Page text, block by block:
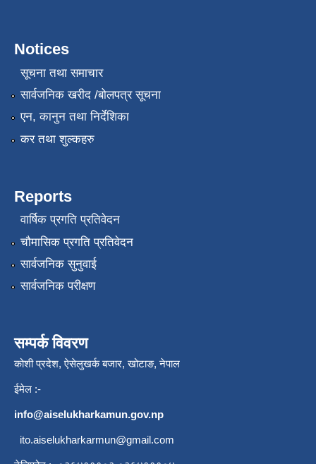
Notices
सूचना तथा समाचार
सार्वजनिक खरीद /बोलपत्र सूचना
एन, कानुन तथा निर्देशिका
कर तथा शुल्कहरु
Reports
वार्षिक प्रगति प्रतिवेदन
चौमासिक प्रगति प्रतिवेदन
सार्वजनिक सुनुवाई
सार्वजनिक परीक्षण
सम्पर्क विवरण
कोशी प्रदेश, ऐसेलुखर्क बजार, खोटाङ, नेपाल
ईमेल :-
info@aiselukharkamun.gov.np
ito.aiselukharkarmun@gmail.com